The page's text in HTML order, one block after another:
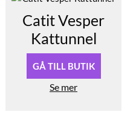
Catit Vesper
Kattunnel
GÅ TILL BUTIK
Se mer